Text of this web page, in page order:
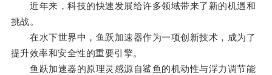
近年来，科技的快速发展给许多领域带来了新的机遇和
挑战。
在水下世界中，鱼跃加速器作为一项创新技术，成为了
提升效率和安全性的重要引擎。
鱼跃加速器的原理灵感源自鲨鱼的机动性与浮力调节能